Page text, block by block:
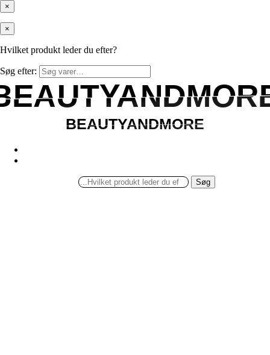
×
×
Hvilket produkt leder du efter?
Søg efter:
BEAUTYANDMORE
BEAUTYANDMORE
Søg